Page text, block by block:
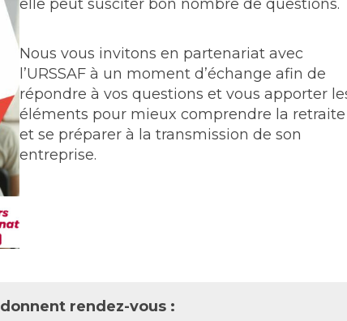
elle peut susciter bon nombre de questions.
Nous vous invitons en partenariat avec
l’URSSAF à un moment d’échange afin de
répondre à vos questions et vous apporter
éléments pour mieux comprendre la retraite
et se préparer à la transmission de son
entreprise.
rendez-vous :